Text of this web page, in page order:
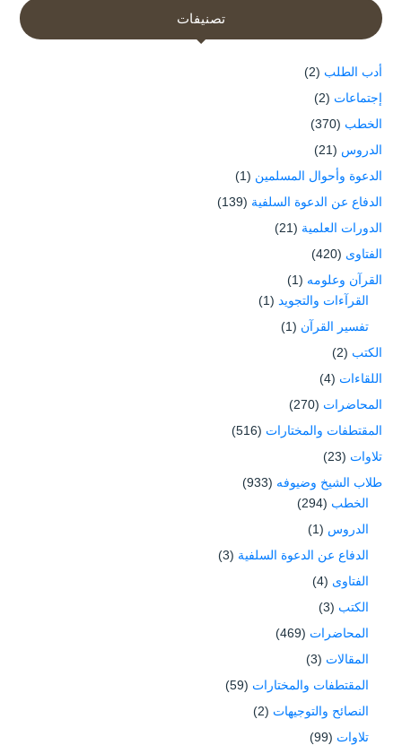
تصنيفات
أدب الطلب (2)
إجتماعات (2)
الخطب (370)
الدروس (21)
الدعوة وأحوال المسلمين (1)
الدفاع عن الدعوة السلفية (139)
الدورات العلمية (21)
الفتاوى (420)
القرآن وعلومه (1)
القرآءات والتجويد (1)
تفسير القرآن (1)
الكتب (2)
اللقاءات (4)
المحاضرات (270)
المقتطفات والمختارات (516)
تلاوات (23)
طلاب الشيخ وضيوفه (933)
الخطب (294)
الدروس (1)
الدفاع عن الدعوة السلفية (3)
الفتاوى (4)
الكتب (3)
المحاضرات (469)
المقالات (3)
المقتطفات والمختارات (59)
النصائح والتوجيهات (2)
تلاوات (99)